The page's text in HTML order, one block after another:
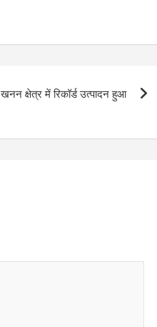
खनन क्षेत्र में रिकॉर्ड उत्पादन हुआ